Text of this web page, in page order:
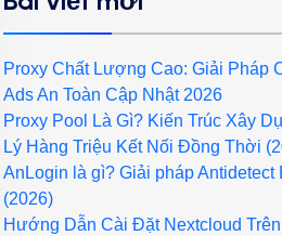
Proxy Chất Lượng Cao: Giải Pháp
Ads An Toàn Cập Nhật 2026
Proxy Pool Là Gì? Kiến Trúc Xây
Lý Hàng Triệu Kết Nối Đồng Thời
AnLogin là gì? Giải pháp
(2026)
Hướng Dẫn Cài Đặt Nextcloud